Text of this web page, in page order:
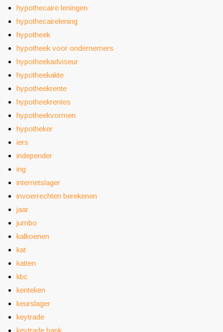
hypothecaire leningen
hypothecairelening
hypotheek
hypotheek voor ondernemers
hypotheekadviseur
hypotheekakte
hypotheekrente
hypotheekrentes
hypotheekvormen
hypotheker
iers
independer
ing
internetslager
invoerrechten berekenen
jaar
jumbo
kalkoenen
kat
katten
kbc
kenteken
keurslager
keytrade
keytrade bank